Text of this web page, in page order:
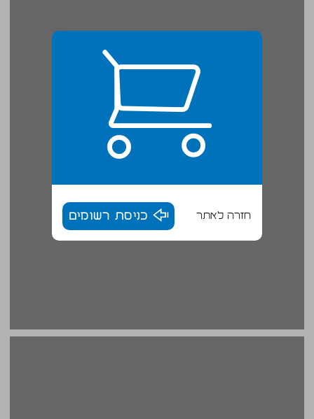
חזרה לאתר כניסת רשומים